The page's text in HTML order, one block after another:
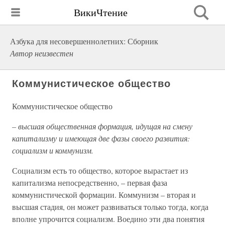
ВикиЧтение
Азбука для несовершеннолетних: Сборник
Автор неизвестен
Коммунистическое общество
Коммунистическое общество
– высшая общественная формация, идущая на смену
капитализму и имеющая две фазы своего развития:
социализм и коммунизм.
Социализм есть то общество, которое вырастает из
капитализма непосредственно, – первая фаза
коммунистической формации. Коммунизм – вторая и
высшая стадия, он может развиваться только тогда, когда
вполне упрочится социализм. Воедино эти два понятия